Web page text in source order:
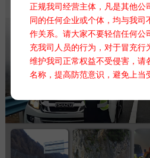
正规我司经营主体，凡是其他公
同的任何企业或个体，均与我司
作关系。请大家不要轻信任何公
充我司人员的行为，对于冒充行
维护我司正常权益不受侵害，请
名称，提高防范意识，避免上当